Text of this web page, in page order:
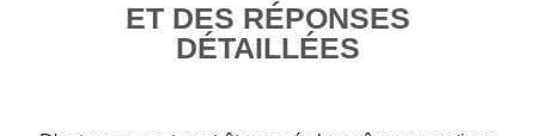
ET DES RÉPONSES
DÉTAILLÉES